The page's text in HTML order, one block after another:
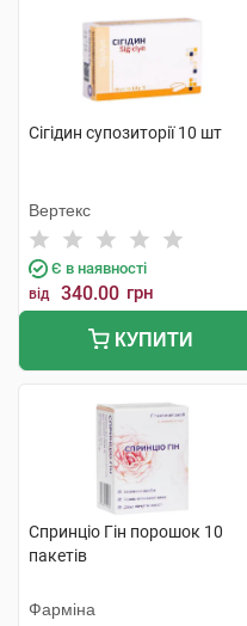
Сігідин супозиторії 10 шт
Вертекс
Є в наявності
від 340.00 грн
КУПИТИ
Спринціо Гін порошок 10
пакетів
Фарміна